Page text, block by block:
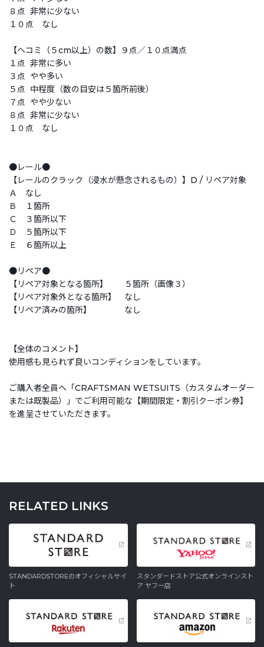
８点 非常に少ない
１０点 なし
【ヘコミ（５cm以上）の数】９点／１０点満点
１点 非常に多い
３点 やや多い
５点 中程度（数の目安は５箇所前後）
７点 やや少ない
８点 非常に少ない
１０点 なし
●レール●
【レールのクラック（浸水が懸念されるもの）】D / リペア対象
Ａ なし
Ｂ １箇所
Ｃ ３箇所以下
Ｄ ５箇所以下
Ｅ ６箇所以上
●リペア●
【リペア対象となる箇所】 ５箇所（画像３）
【リペア対象外となる箇所】 なし
【リペア済みの箇所】 なし
【全体のコメント】
使用感も見られず良いコンディションをしています。
ご購入者全員へ「CRAFTSMAN WETSUITS（カスタムオーダー
または既製品）」でご利用可能な【期間限定・割引クーポン券】
を進呈させていただきます。
RELATED LINKS
STANDARDSTOREのオフィシャルサイ
ト
スタンダードストア公式オンラインスト
ア ヤフー店